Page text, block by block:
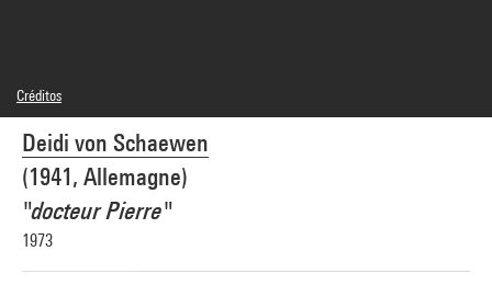
Deidi von Schaewen
(1941, Allemagne)
"docteur Pierre"
1973
Créditos
© SAIF
Créditos fotográficos : Centre Pompidou, MNAM-CCI/Philippe Migeat/Dist.
GrandPalaisRmn
Referencia de la imagen : 1A16581 [1988 X 0293]